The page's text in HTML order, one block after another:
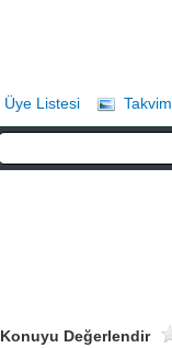
Üye Listesi Takvim
Konuyu Değerlendir